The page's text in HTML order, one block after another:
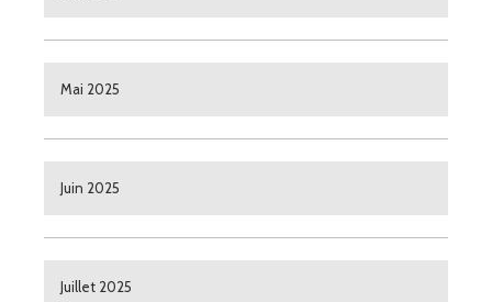
Mai 2025
Juin 2025
Juillet 2025